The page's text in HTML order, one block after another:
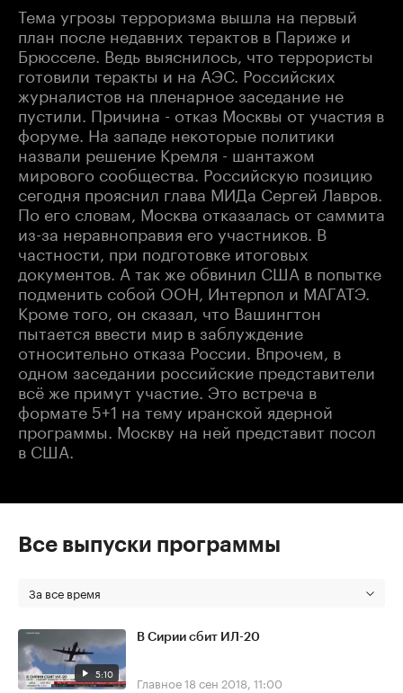
Тема угрозы терроризма вышла на первый
план после недавних терактов в Париже и
Брюсселе. Ведь выяснилось, что террористы
готовили теракты и на АЭС. Российских
журналистов на пленарное заседание не
пустили. Причина - отказ Москвы от участия в
форуме. На западе некоторые политики
назвали решение Кремля - шантажом
мирового сообщества. Российскую позицию
сегодня прояснил глава МИДа Сергей Лавров.
По его словам, Москва отказалась от саммита
из-за неравноправия его участников. В
частности, при подготовке итоговых
документов. А так же обвинил США в попытке
подменить собой ООН, Интерпол и МАГАТЭ.
Кроме того, он сказал, что Вашингтон
пытается ввести мир в заблуждение
относительно отказа России. Впрочем, в
одном заседании российские представители
всё же примут участие. Это встреча в
формате 5+1 на тему иранской ядерной
программы. Москву на ней представит посол
в США.
Все выпуски программы
За все время
5:10
В Сирии сбит ИЛ-20
Главное18 сен 2018, 11:00